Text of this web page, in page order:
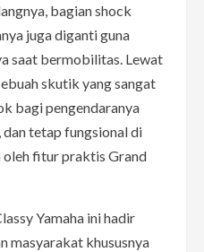
bagian shock
juga diganti guna
saat bermobilitas. Lewat
skutik yang sangat
bagi pengendaranya
dan tetap fungsional di
oleh fitur praktis Grand
Yamaha ini hadir
masyarakat khususnya